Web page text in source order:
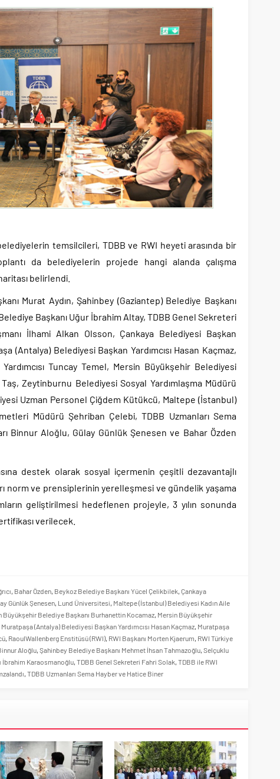
temsilcileri, TDBB ve RWI heyeti arasında bir
da belediyelerin projede hangi alanda çalışma
belirlendi.
Murat Aydın, Şahinbey (Gaziantep) Belediye Başkanı
Başkanı Uğur İbrahim Altay, TDBB Genel Sekreteri
İlhami Alkan Olsson, Çankaya Belediyesi Başkan
(Antalya) Belediyesi Başkan Yardımcısı Hasan Kaçmaz,
Tuncay Temel, Mersin Büyükşehir Belediyesi
Zeytinburnu Belediyesi Sosyal Yardımlaşma Müdürü
Uzman Personel Çiğdem Kütükcü, Maltepe (İstanbul)
Müdürü Şehriban Çelebi, TDBB Uzmanları Sema
Binnur Aloğlu, Gülay Günlük Şenesen ve Bahar Özden
destek olarak sosyal içermenin çeşitli dezavantajlı
norm ve prensiplerinin yerelleşmesi ve gündelik yaşama
geliştirilmesi hedeflenen projeyle, 3 yılın sonunda
verilecek.
Bahar Özden Beykoz Belediye Başkanı Yücel Çelikbilek Çankaya
Günlük Şenesen Lund Üniversitesi Maltepe (İstanbul) Belediyesi Kadın Aile
Büyükşehir Belediye Başkanı Burhanettin Kocamaz Mersin Büyükşehir
Muratpaşa (Antalya) Belediyesi Başkan Yardımcısı Hasan Kaçmaz Muratpaşa
RaoulWallenberg Enstitüsü (RWI), RWI Başkanı Morten Kjaerum RWI Türkiye
Aloğlu Şahinbey Belediye Başkanı Mehmet İhsan Tahmazoğlu Selçuklu
İbrahim Karaosmanoğlu TDBB Genel Sekreteri Fahri Solak TDBB ile RWI
TDBB Uzmanları Sema Hayber ve Hatice Biner